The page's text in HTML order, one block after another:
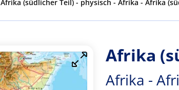
Afrika (südlicher Teil) - physisch - Afrika - Afrika
Afrika
Afrika -